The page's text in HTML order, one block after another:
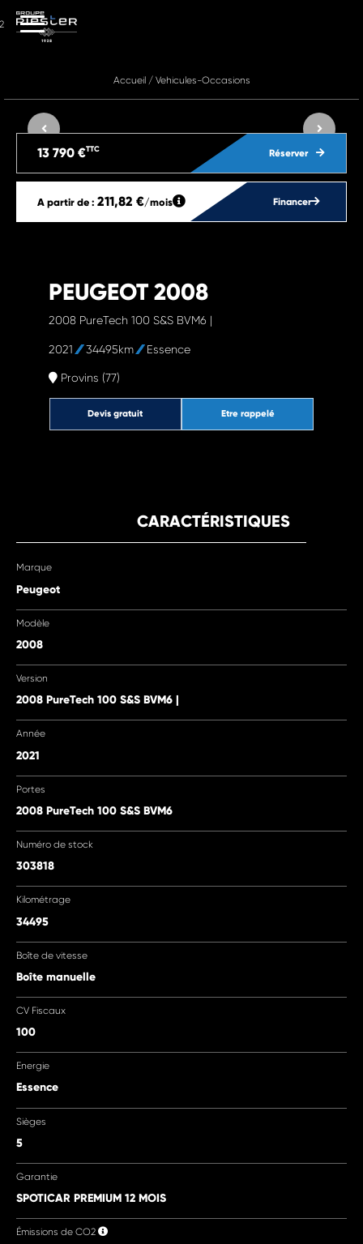
Accueil/ Vehicules-Occasions
Réserver
13 790 €TTC
Financer
A partir de : 211,82 €/mois
PEUGEOT 2008
2008 PureTech 100 S&S BVM6 |
2021 34495km Essence
Provins (77)
Etre rappelé
Devis gratuit
CARACTÉRISTIQUES
Marque
Peugeot
Modèle
2008
Version
2008 PureTech 100 S&S BVM6 |
Année
2021
Portes
2008 PureTech 100 S&S BVM6
Numéro de stock
303818
Kilométrage
34495
Boîte de vitesse
Boîte manuelle
CV Fiscaux
100
Energie
Essence
Sièges
5
Garantie
SPOTICAR PREMIUM 12 MOIS
Émissions de CO2